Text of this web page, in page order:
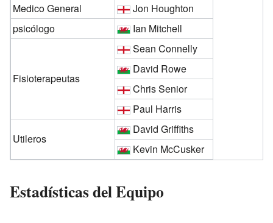
Medico General
Jon Houghton
psicólogo
Ian Mitchell
Fisioterapeutas
Sean Connelly
David Rowe
Chris Senior
Paul Harris
Utileros
David Griffiths
Kevin McCusker
Estadísticas del Equipo